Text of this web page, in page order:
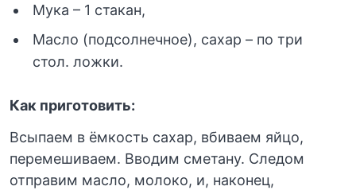
Мука – 1 стакан,
Масло (подсолнечное), сахар – по три
стол. ложки.
Как приготовить:
Всыпаем в ёмкость сахар, вбиваем яйцо,
перемешиваем. Вводим сметану. Следом
отправим масло, молоко, и, наконец,